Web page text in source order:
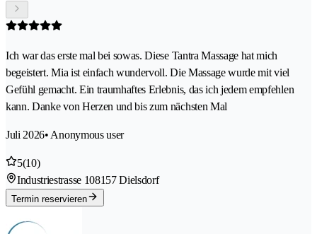
Ich war das erste mal bei sowas. Diese Tantra Massage hat mich
begeistert. Mia ist einfach wundervoll. Die Massage wurde mit viel
Gefühl gemacht. Ein traumhaftes Erlebnis, das ich jedem empfehlen
kann. Danke von Herzen und bis zum nächsten Mal
Juli 2026• Anonymous user
5(10)
Industriestrasse 108157 Dielsdorf
Termin reservieren